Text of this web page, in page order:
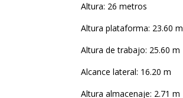
Altura: 26 metros
Altura plataforma: 23.60 m
Altura de trabajo: 25.60 m
Alcance lateral: 16.20 m
Altura almacenaje: 2.71 m